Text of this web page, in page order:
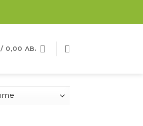
/ 0,00 ЛВ.